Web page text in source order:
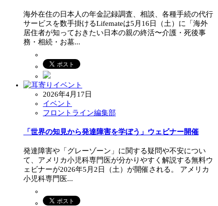
海外在住の日本人の年金記録調査、相談、各種手続の代行
サービスを数手掛けるLifemateは5月16日（土）に「海外
居住者が知っておきたい日本の親の終活〜介護・死後事
務・相続・お墓...
2026年4月17日
イベント
フロントライン編集部
「世界の知見から発達障害を学ぼう」ウェビナー開催
発達障害や「グレーゾーン」に関する疑問や不安につい
て、アメリカ小児科専門医が分かりやすく解説する無料ウ
ェビナーが2026年5月2日（土）が開催される。 アメリカ
小児科専門医...